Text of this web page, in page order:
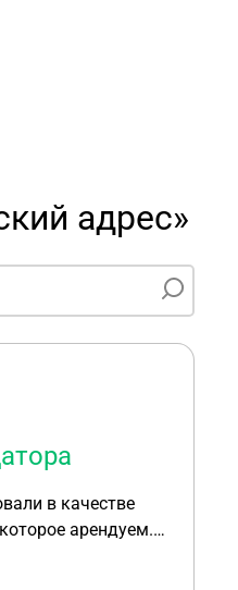
адрес»
в качестве
арендуем.
Какие